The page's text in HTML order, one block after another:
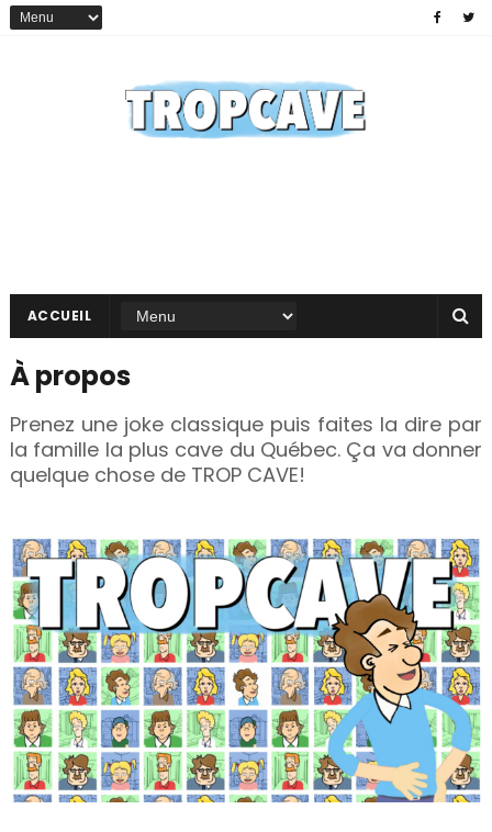
ACCUEIL
À propos
Prenez une joke classique puis faites la dire par
la famille la plus cave du Québec. Ça va donner
quelque chose de TROP CAVE!